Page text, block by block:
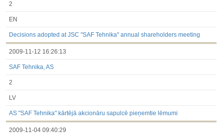
2
EN
Decisions adopted at JSC "SAF Tehnika" annual shareholders meeting
2009-11-12 16:26:13
SAF Tehnika, AS
2
LV
AS "SAF Tehnika" kārtējā akcionāru sapulcē pieņemtie lēmumi
2009-11-04 09:40:29